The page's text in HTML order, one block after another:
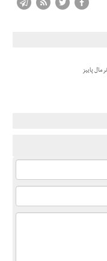
پاییز